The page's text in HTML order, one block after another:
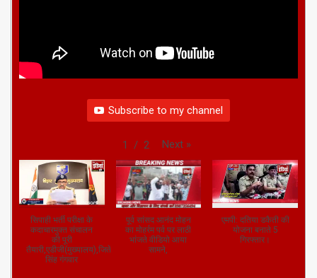
Subscribe to my channel
1 / 2 Next »
सिपाही भर्ती परीक्षा के
कदाचारमुक्त संचालन
की पूरी
तैयारी,एडीजी(मुख्यालय),जितेंद्र
सिंह गंगवार
पूर्व सांसद आनंद मोहन
का मोहर्रम पर्व पर लाठी
भांजते वीडियो आया
सामने,
एमपी: दतिया डकैती की
योजना बनाते 5
गिरफ्तार।